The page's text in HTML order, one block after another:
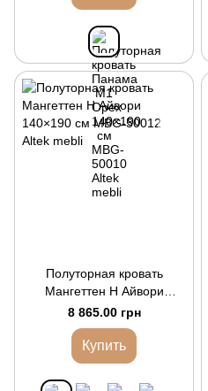
Полуторная кровать
Мангеттен Н Айвори
140×190 см
8 865.00 грн
Купить